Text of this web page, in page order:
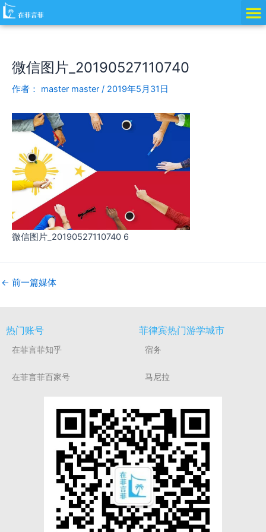
跳
至
微信图片_20190527110740
作者： master master / 2019年5月31日
微信图片_20190527110740 6
Post
navigation
← 前一篇媒体
热门账号
在菲言菲知乎
在菲言菲百家号
菲律宾热门游学城市
宿务
马尼拉